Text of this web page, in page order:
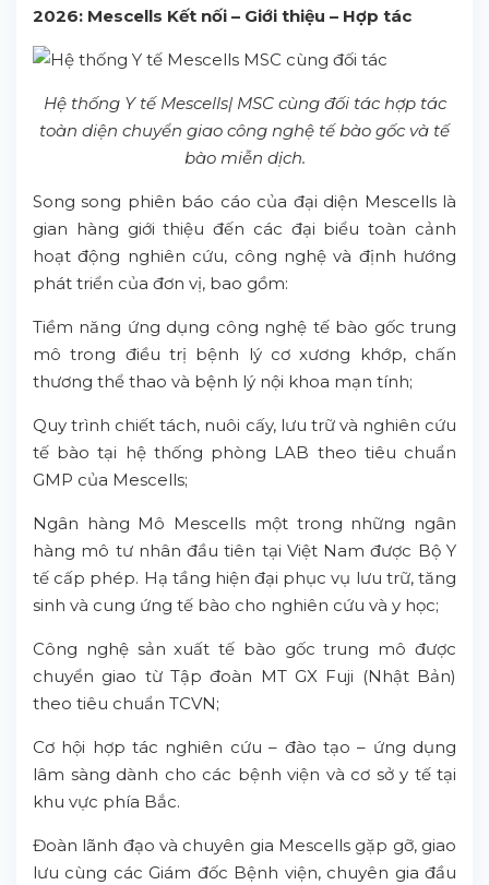
2026: Mescells Kết nối – Giới thiệu – Hợp tác
Hệ thống Y tế Mescells| MSC cùng đối tác hợp tác
toàn diện chuyển giao công nghệ tế bào gốc và tế
bào miễn dịch.
Song song phiên báo cáo của đại diện Mescells là
gian hàng giới thiệu đến các đại biểu toàn cảnh
hoạt động nghiên cứu, công nghệ và định hướng
phát triển của đơn vị, bao gồm:
Tiềm năng ứng dụng công nghệ tế bào gốc trung
mô trong điều trị bệnh lý cơ xương khớp, chấn
thương thể thao và bệnh lý nội khoa mạn tính;
Quy trình chiết tách, nuôi cấy, lưu trữ và nghiên cứu
tế bào tại hệ thống phòng LAB theo tiêu chuẩn
GMP của Mescells;
Ngân hàng Mô Mescells một trong những ngân
hàng mô tư nhân đầu tiên tại Việt Nam được Bộ Y
tế cấp phép. Hạ tầng hiện đại phục vụ lưu trữ, tăng
sinh và cung ứng tế bào cho nghiên cứu và y học;
Công nghệ sản xuất tế bào gốc trung mô được
chuyển giao từ Tập đoàn MT GX Fuji (Nhật Bản)
theo tiêu chuẩn TCVN;
Cơ hội hợp tác nghiên cứu – đào tạo – ứng dụng
lâm sàng dành cho các bệnh viện và cơ sở y tế tại
khu vực phía Bắc.
Đoàn lãnh đạo và chuyên gia Mescells gặp gỡ, giao
lưu cùng các Giám đốc Bệnh viện, chuyên gia đầu